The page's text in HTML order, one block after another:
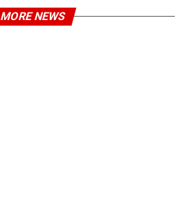
MORE NEWS